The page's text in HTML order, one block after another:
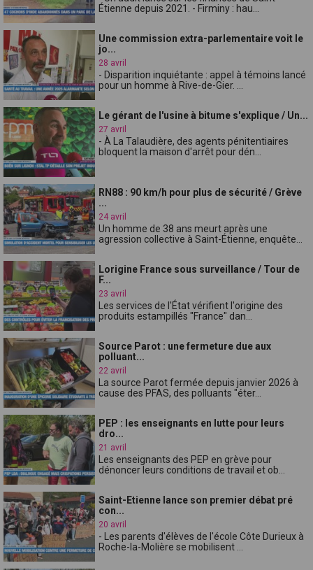
Étienne depuis 2021. - Firminy : hau...
Une commission extra-parlementaire voit le
jo...
28 avril
- Disparition inquiétante : appel à témoins lancé
pour un homme à Rive-de-Gier. ...
Le gérant de l'usine à bitume s'explique / Un...
27 avril
- À La Talaudière, des agents pénitentiaires
bloquent la maison d'arrêt pour dén...
RN88 : 90 km/h pour plus de sécurité / Grève
...
24 avril
Un homme de 38 ans meurt après une
agression collective à Saint-Étienne, enquête...
Lorigine France sous surveillance / Tour de
F...
23 avril
Les services de l'État vérifient l'origine des
produits estampillés "France" dan...
Source Parot : une fermeture due aux
polluant...
22 avril
La source Parot fermée depuis janvier 2026 à
cause des PFAS, des polluants "éter...
PEP : les enseignants en lutte pour leurs
dro...
21 avril
Les enseignants des PEP en grève pour
dénoncer leurs conditions de travail et ob...
Saint-Etienne lance son premier débat pré
con...
20 avril
- Les parents d'élèves de l'école Côte Durieux à
Roche-la-Molière se mobilisent ...